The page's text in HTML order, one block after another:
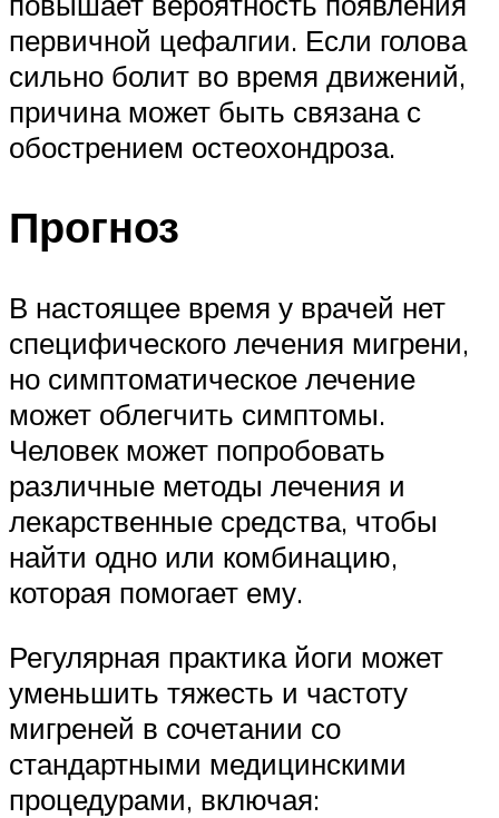
первичной цефалгии. Если голова
сильно болит во время движений,
причина может быть связана с
обострением остеохондроза.
Прогноз
В настоящее время у врачей нет
специфического лечения мигрени,
но симптоматическое лечение
может облегчить симптомы.
Человек может попробовать
различные методы лечения и
лекарственные средства, чтобы
найти одно или комбинацию,
которая помогает ему.
Регулярная практика йоги может
уменьшить тяжесть и частоту
мигреней в сочетании со
стандартными медицинскими
процедурами, включая: